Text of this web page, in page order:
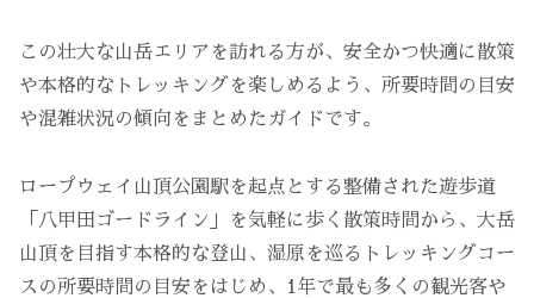
この壮大な山岳エリアを訪れる方が、安全かつ快適に散策
や本格的なトレッキングを楽しめるよう、所要時間の目安
や混雑状況の傾向をまとめたガイドです。
ロープウェイ山頂公園駅を起点とする整備された遊歩道
「八甲田ゴードライン」を気軽に歩く散策時間から、大岳
山頂を目指す本格的な登山、湿原を巡るトレッキングコー
スの所要時間の目安をはじめ、1年で最も多くの観光客や